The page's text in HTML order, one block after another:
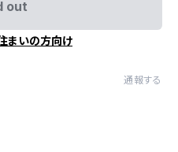
out
まいの方向け
通報する